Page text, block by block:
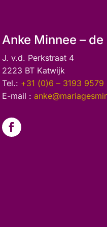
Anke Minnee –
J. v.d. Perkstraat 4
2223 BT Katwijk
Tel.: +31 (0)6 – 3193 9579
E-mail :